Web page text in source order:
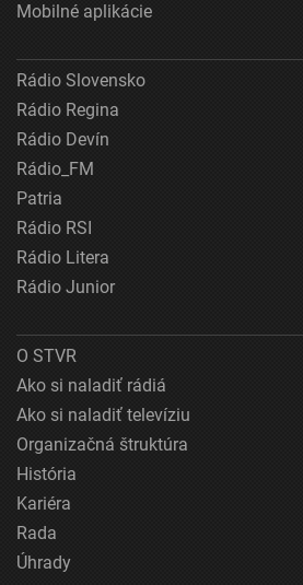
Mobilné aplikácie
Rádio Slovensko
Rádio Regina
Rádio Devín
Rádio_FM
Patria
Rádio RSI
Rádio Litera
Rádio Junior
O STVR
Ako si naladiť rádiá
Ako si naladiť televíziu
Organizačná štruktúra
História
Kariéra
Rada
Úhrady